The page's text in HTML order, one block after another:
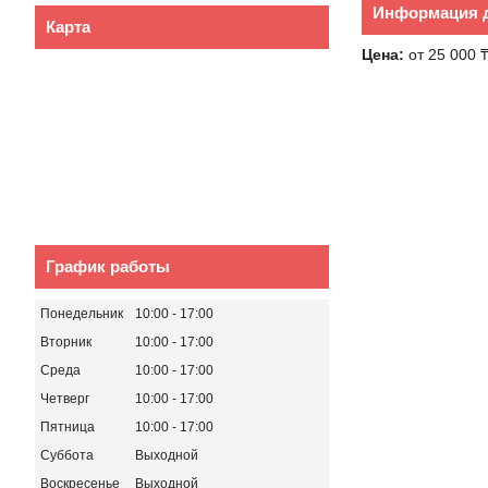
Информация
Цена: от 25 000 ₸
Карта
График работы
Понедельник 10:00
17:00
Вторник
10:00
17:00
Среда
10:00
17:00
Четверг
10:00
17:00
Пятница
10:00
17:00
Суббота
Выходной
Воскресенье
Выходной